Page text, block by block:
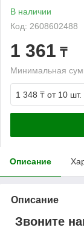
В наличии
Код: 2608602488
1 361 ₸
Минимальная
1 348 ₸ от 10 шт.
Описание
Описание
Звоните